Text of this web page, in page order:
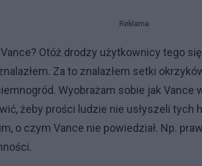
Reklama
Otóż drodzy użytkownicy tego
Za to znalazłem setki
Wyobrażam sobie jak Vance
żeby prości ludzie nie usłyszeli
o czym Vance nie powiedział. Np.